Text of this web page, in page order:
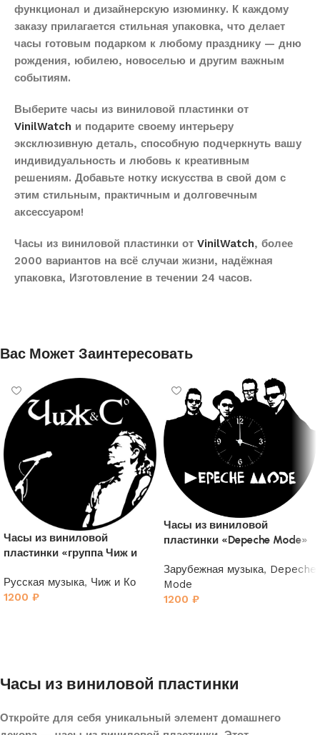
функционал и дизайнерскую изюминку. К каждому
заказу прилагается стильная упаковка, что делает
часы готовым подарком к любому празднику — дню
рождения, юбилею, новоселью и другим важным
событиям.
Выберите часы из виниловой пластинки от
VinilWatch и подарите своему интерьеру
эксклюзивную деталь, способную подчеркнуть вашу
индивидуальность и любовь к креативным
решениям. Добавьте нотку искусства в свой дом с
этим стильным, практичным и долговечным
аксессуаром!
Часы из виниловой пластинки от VinilWatch, более
2000 вариантов на всё случаи жизни, надёжная
упаковка, Изготовление в течении 24 часов.
Вас Может Заинтересовать
Часы из виниловой
пластинки «группа Чиж и
Русская музыка, Чиж и Ко
1200 ₽
Часы из виниловой
пластинки «Depeche Mode»
Зарубежная музыка, Depeche
Mode
1200 ₽
Часы из виниловой пластинки
Откройте для себя уникальный элемент домашнего